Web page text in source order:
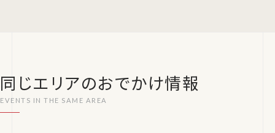
同じエリアのおでかけ情報